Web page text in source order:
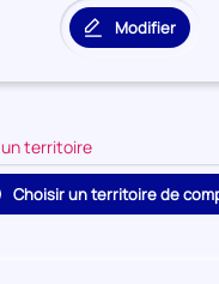
Modifier
le
principal
territoire
Choisir un territoire de